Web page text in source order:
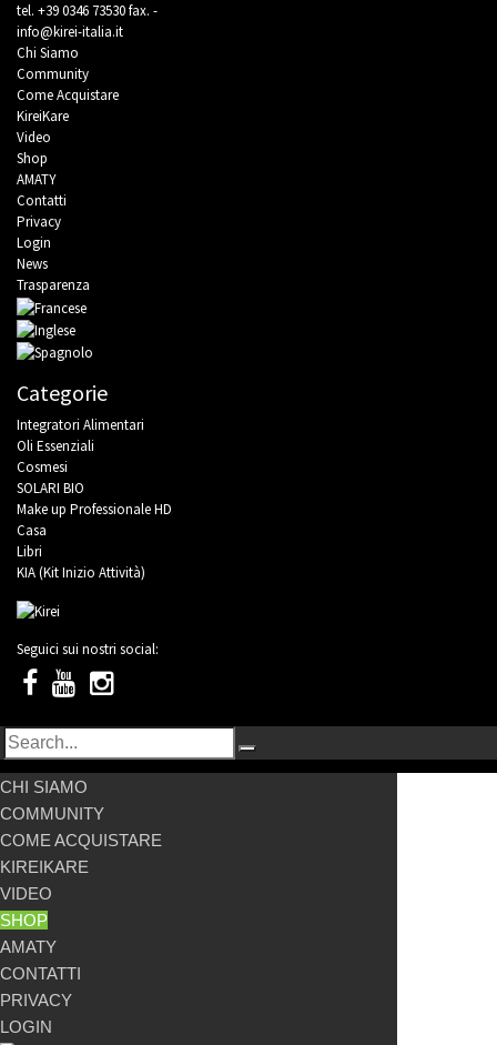
tel. +39 0346 73530fax. -
info@kirei-italia.it
Chi Siamo
Community
Come Acquistare
KireiKare
Video
Shop
AMATY
Contatti
Privacy
Login
News
Trasparenza
Categorie
Integratori Alimentari
Oli Essenziali
Cosmesi
SOLARI BIO
Make up Professionale HD
Casa
Libri
KIA (Kit Inizio Attività)
Seguici sui nostri social:
CHI SIAMO
COMMUNITY
COME ACQUISTARE
KIREIKARE
VIDEO
SHOP
AMATY
CONTATTI
PRIVACY
LOGIN